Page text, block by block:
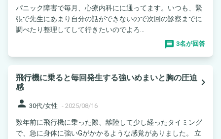
パニック障害で毎月、心療内科にに通ってます。いつも、緊
張で先生にあまり自分の話ができないので次回の診察までに
調べたり整理してして行きたいのでよろ...
3名が回答
飛行機に乗ると毎回発生する強いめまいと胸の圧迫
感
navigate_next
person 30代/女性 - 2025/08/16
数年前に飛行機に乗った際、離陸して少し経ったタイミング
で、急に身体に強いGがかかるような感覚がありました。 立